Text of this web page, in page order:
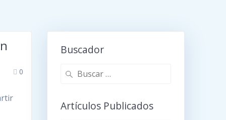
0
Buscador
Buscar:
Artículos Publicados